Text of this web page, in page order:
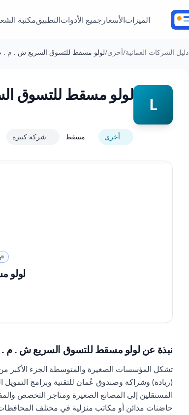
الميزاتالأسعار جميع الأدواتالتطبيقمكتبة
دليل الشركات العمانية/أخرى/لولو مسقط للتسوق السريع ش . م .
L
لولو مسقط للتسوق
أخرى مسقط شركة كبيرة
لولو
نبذة عن لولو مسقط للتسوق السريع ش . م
تشكل المؤسسات الصغيرة والمتوسطة الجزء الأكبر
(ريادة) وشراكة وصندوق عُمان للتقنية وبرامج
المستقلين إلى المصانع الصغيرة ومتاجر التخصص
حاضنات مدائن أو مكاتب منزلية في مختلف